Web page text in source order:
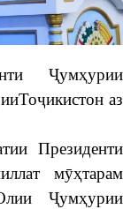
Ҷумҳурии
аз
Президенти
мӯҳтарам
Ҷумҳурии